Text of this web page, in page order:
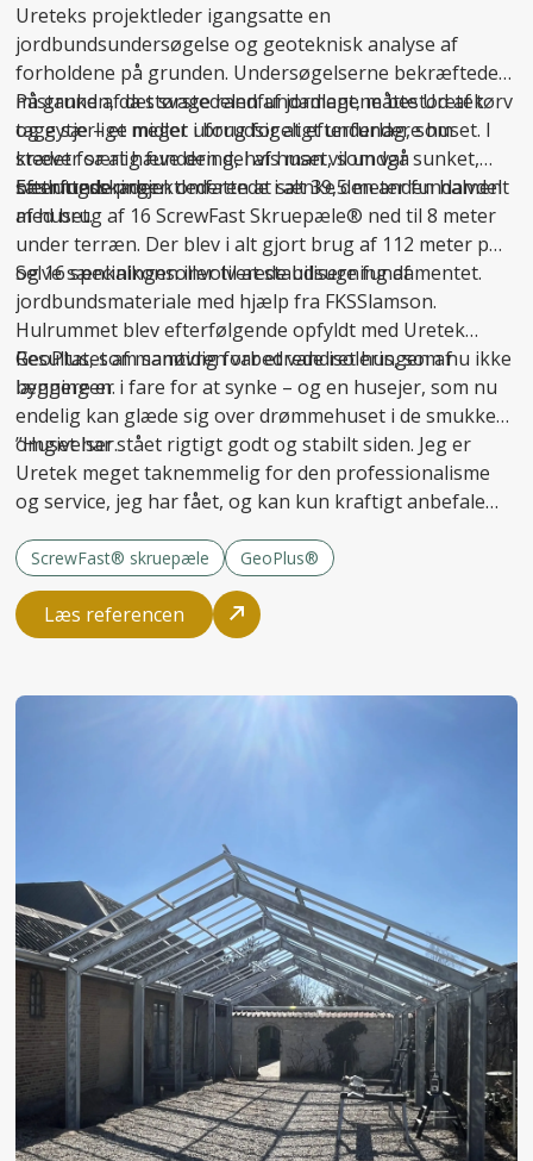
Ureteks projektleder igangsatte en
jordbundsundersøgelse og geoteknisk analyse af
forholdene på grunden. Undersøgelserne bekræftede
mistanken, da størstedelen af jordlagene bestod af tørv
og gytje – et meget uforudsigeligt underlag, som
kræver særlig fundering, hvis man vil undgå
sætningsskader.
På grund af det svage randfundament, måtte Uretek
tage særlige midler i brug for atefterfunderehuset. I
stedet for at hæve den del af huset, som var sunket,
besluttede projektlederen at sænke den anden halvdel
af huset.
Efterfunderingen omfattede i alt 39,5 meter fundament
med brug af 16 ScrewFast Skruepæle® ned til 8 meter
under terræn. Der blev i alt gjort brug af 112 meter pæl
og 16 specialkonsoller til atstabilisere fundamentet.
Selve sænkningen involverede udsugning af
jordbundsmateriale med hjælp fra FKSSlamson.
Hulrummet blev efterfølgende opfyldt med Uretek
GeoPlus, som samtidig forbedrede isoleringen af
bygningen.
Resultatet af manøvren var et vandret hus, som nu ikke
længere er i fare for at synke – og en husejer, som nu
endelig kan glæde sig over drømmehuset i de smukke
omgivelser.
”Huset har stået rigtigt godt og stabilt siden. Jeg er
Uretek meget taknemmelig for den professionalisme
og service, jeg har fået, og kan kun kraftigt anbefale
ScrewFast® skruepæle GeoPlus®
Læs referencen